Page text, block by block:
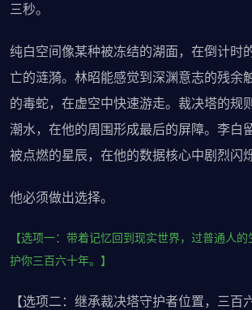
三秒。
纯白空间像某种被冻结的湖面，在倒计时
亡的涟漪。林昭能感觉到深渊意志的残余
的毒蛇，在虚空中快速游走。裁决塔的规
潮水，在他的周围形成最后的屏障。李白
被点燃的星辰，在他的数据核心中剧烈闪烁
他必须做出选择。
【选项一：带着记忆回到现实世界，过普通人
护你三百六十年。】
【选项二：继承裁决塔守护者位置，三百